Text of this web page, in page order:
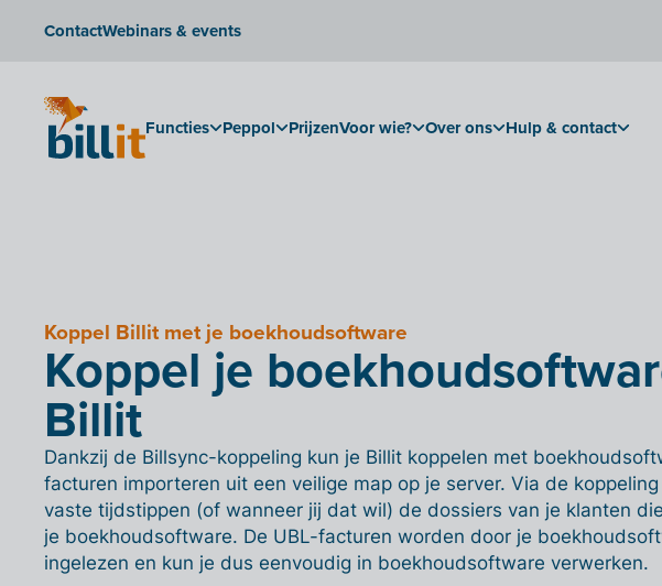
ContactWebinars & events
Functies Peppol PrijzenVoor wie? Over ons Hulp & contact
Koppel Billit met je boekhoudsoftware
Koppel je
Billit
Dankzij de Billsync-koppeling kun je Billit koppelen met
facturen importeren uit een veilige map op je server. Via de
vaste tijdstippen (of wanneer jij dat wil) de dossiers van je klanten
je boekhoudsoftware. De UBL-facturen worden door je
ingelezen en kun je dus eenvoudig in boekhoudsoftware verwerken.